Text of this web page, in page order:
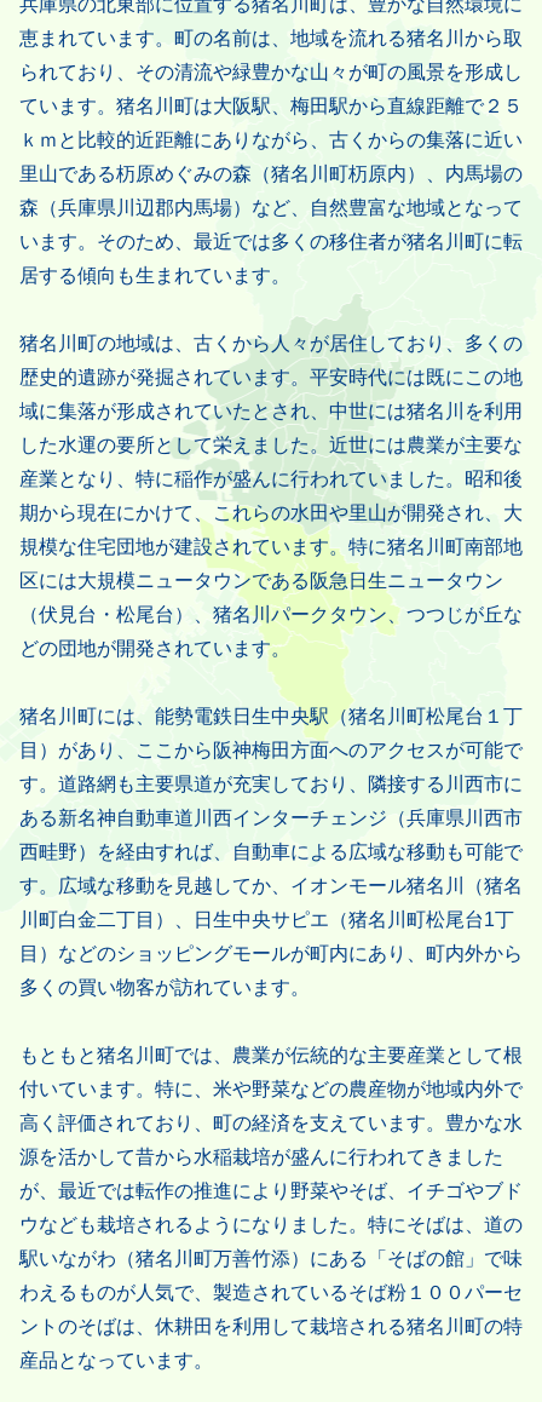
恵まれています。町の名前は、地域を流れる猪名川から取
られており、その清流や緑豊かな山々が町の風景を形成し
ています。猪名川町は大阪駅、梅田駅から直線距離で２５
ｋｍと比較的近距離にありながら、古くからの集落に近い
里山である杤原めぐみの森（猪名川町杤原内）、内馬場の
森（兵庫県川辺郡内馬場）など、自然豊富な地域となって
います。そのため、最近では多くの移住者が猪名川町に転
居する傾向も生まれています。
猪名川町の地域は、古くから人々が居住しており、多くの
歴史的遺跡が発掘されています。平安時代には既にこの地
域に集落が形成されていたとされ、中世には猪名川を利用
した水運の要所として栄えました。近世には農業が主要な
産業となり、特に稲作が盛んに行われていました。昭和後
期から現在にかけて、これらの水田や里山が開発され、大
規模な住宅団地が建設されています。特に猪名川町南部地
区には大規模ニュータウンである阪急日生ニュータウン
（伏見台・松尾台）、猪名川パークタウン、つつじが丘な
どの団地が開発されています。
猪名川町には、能勢電鉄日生中央駅（猪名川町松尾台１丁
目）があり、ここから阪神梅田方面へのアクセスが可能で
す。道路網も主要県道が充実しており、隣接する川西市に
ある新名神自動車道川西インターチェンジ（兵庫県川西市
西畦野）を経由すれば、自動車による広域な移動も可能で
す。広域な移動を見越してか、イオンモール猪名川（猪名
川町白金二丁目）、日生中央サピエ（猪名川町松尾台1丁
目）などのショッピングモールが町内にあり、町内外から
多くの買い物客が訪れています。
もともと猪名川町では、農業が伝統的な主要産業として根
付いています。特に、米や野菜などの農産物が地域内外で
高く評価されており、町の経済を支えています。豊かな水
源を活かして昔から水稲栽培が盛んに行われてきました
が、最近では転作の推進により野菜やそば、イチゴやブド
ウなども栽培されるようになりました。特にそばは、道の
駅いながわ（猪名川町万善竹添）にある「そばの館」で味
わえるものが人気で、製造されているそば粉１００パーセ
ントのそばは、休耕田を利用して栽培される猪名川町の特
産品となっています。